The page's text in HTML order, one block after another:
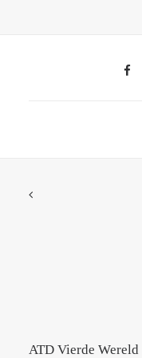
ATD Vierde Wereld